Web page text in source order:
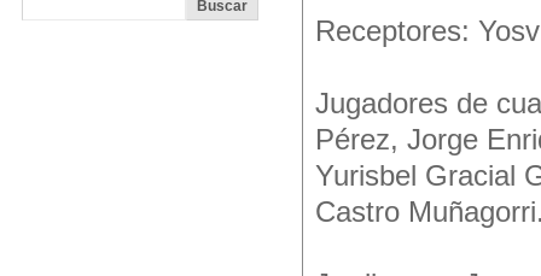
Receptores:
Jugadores de
Pérez, Jorge
Yurisbel Gracial
Castro